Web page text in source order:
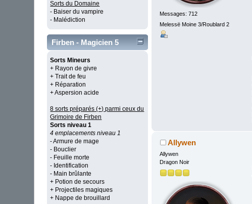
Sorts du Domaine
- Baiser du vampire
- Malédiction
Firben - Magicien 5
Sorts Mineurs
+ Rayon de givre
+ Trait de feu
+ Réparation
+ Aspersion acide
8 sorts préparés (+) parmi ceux du
Grimoire de Firben
Sorts niveau 1
4 emplacements niveau 1
- Armure de mage
- Bouclier
- Feuille morte
- Identification
- Main brûlante
+ Potion de secours
+ Projectiles magiques
+ Nappe de brouillard
Messages: 712
Melessë Moine 3/Roublard 2
Allywen
Allywen
Dragon Noir